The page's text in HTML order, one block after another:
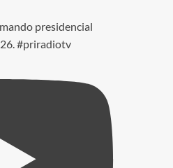
presidencial
#priradiotv